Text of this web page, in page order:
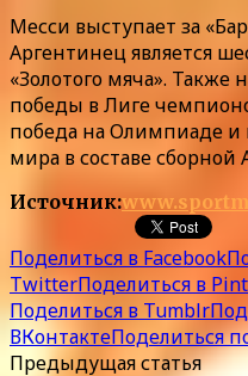
Месси выступает за
Аргентинец является
«Золотого мяча». Также
победы в Лиге
победа на Олимпиаде и
мира в составе сборной
Источник:
Поделиться в Facebook
TwitterПоделиться в
Поделиться в Tumblr
ВКонтактеПоделиться
Предыдущая статья